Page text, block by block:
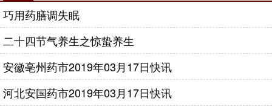
巧用药膳调失眠
二十四节气养生之惊蛰养生
安徽亳州药市2019年03月17日快讯
河北安国药市2019年03月17日快讯